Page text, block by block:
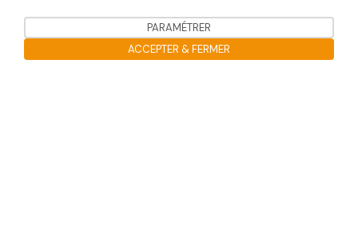
SOPRASOLAR® FIX EVO
SOPRASOLAR® FIX EVO TILT
PARAMÉTRER
ACCEPTER & FERMER